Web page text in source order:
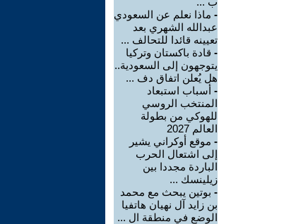
- ماذا نعلم عن السعودي
عبدالله الشهري بعد
تعيينه قائدا للتحالف ...
- قادة باكستان وتركيا
يتوجهون إلى السعودية..
هل يُعلن اتفاق دف ...
- أسباب استبعاد
المنتخب الروسي
للهوكي من بطولة
العالم 2027
- موقع أوكراني يشير
إلى اشتعال الحرب
الباردة مجددا بين
زيلينسك ...
- بوتين يبحث مع محمد
بن زايد آل نهيان هاتفيا
الوضع في منطقة ال ...